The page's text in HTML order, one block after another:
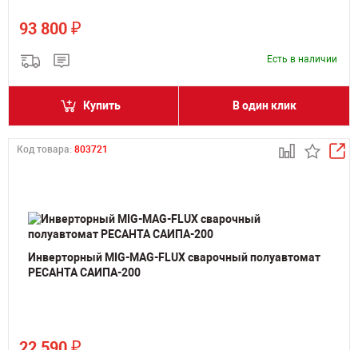
93 800 ₽
Есть в наличии
Купить В один клик
Код товара: 803721
Инверторный MIG-MAG-FLUX сварочный полуавтомат
РЕСАНТА САИПА-200